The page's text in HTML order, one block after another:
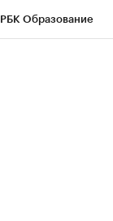
РБК Образование